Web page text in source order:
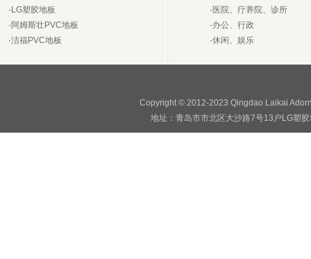
· LG塑胶地板
·阿姆斯壮PVC地板
·洁福PVC地板
· 医院、疗养院、诊所
·办公、行政
·休闲、娱乐
Copyright © 2012-2023 Qingdao Laikai
地址：青岛市市北区大沙路7号13户LG